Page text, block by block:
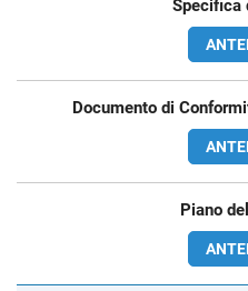
Specifica
Documento di
Piano